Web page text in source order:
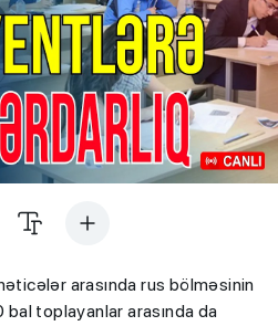
arasında rus bölməsinin
toplayanlar arasında da